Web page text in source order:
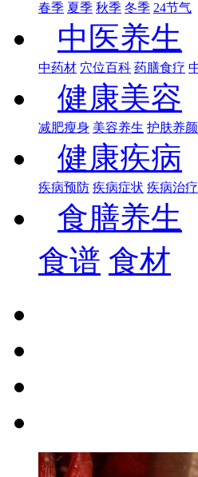
春季 夏季 秋季 冬季 24节气
中医养生
中药材 穴位百科 药膳食疗
健康美容
减肥瘦身 美容养生 护肤养颜
健康疾病
疾病预防 疾病症状 疾病治疗
食膳养生
食谱 食材